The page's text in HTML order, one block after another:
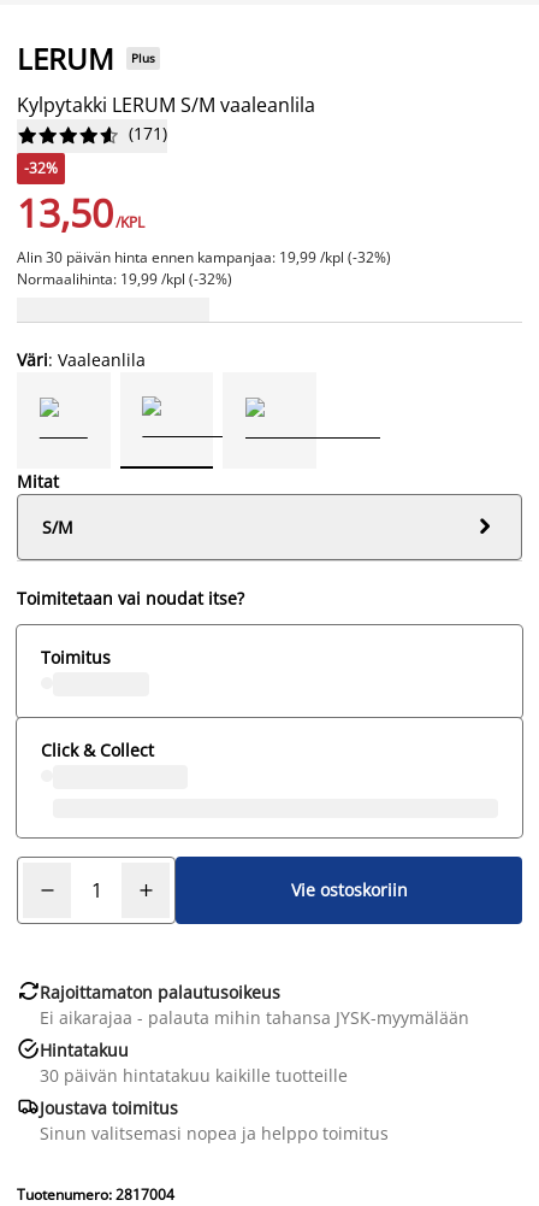
LERUM Plus
Kylpytakki LERUM S/M vaaleanlila





 (171)
-32%
13,50/KPL
Alin 30 päivän hinta ennen kampanjaa: 19,99 /kpl (-32%)
Normaalihinta: 19,99 /kpl (-32%)
Väri: Vaaleanlila
Mitat
S/M

Toimitetaan vai noudat itse?
Toimitus
Click & Collect
Vie ostoskoriin
Rajoittamaton palautusoikeus
Ei aikarajaa - palauta mihin tahansa JYSK-myymälään
Hintatakuu
30 päivän hintatakuu kaikille tuotteille
Joustava toimitus
Sinun valitsemasi nopea ja helppo toimitus
Tuotenumero: 2817004